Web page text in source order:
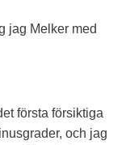
jag Melker med
första försiktiga
och jag